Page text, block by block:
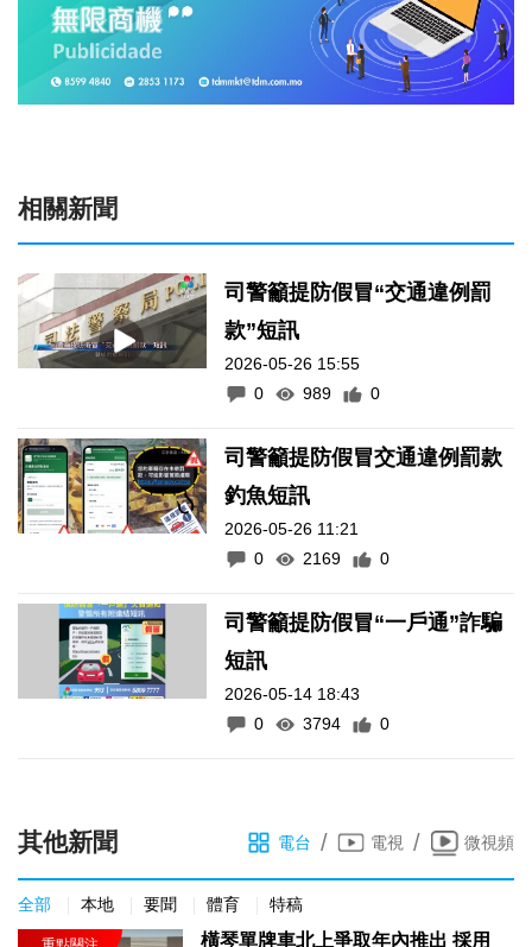
相關新聞
司警籲提防假冒“交通違例罰
款”短訊
2026-05-26 15:55
0
989 0
司警籲提防假冒交通違例罰款
釣魚短訊
2026-05-26 11:21
0
2169 0
司警籲提防假冒“一戶通”詐騙
短訊
2026-05-14 18:43
0
3794 0
其他新聞 電台 / 電視 / 微視頻
全部 本地 要聞 體育 特稿
橫琴單牌車北上爭取年內推出 採用